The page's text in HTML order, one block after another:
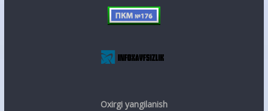
Oxirgi yangilanish